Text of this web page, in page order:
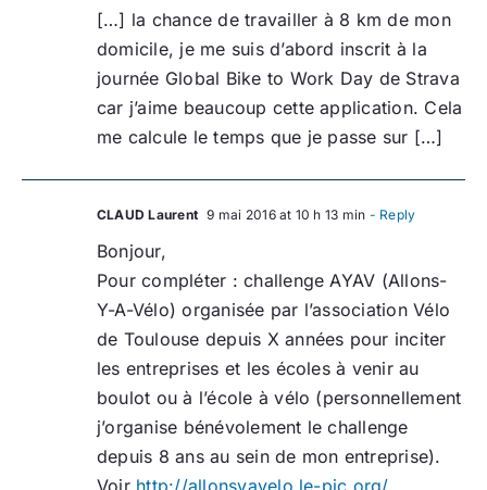
[…] la chance de travailler à 8 km de mon
domicile, je me suis d’abord inscrit à la
journée Global Bike to Work Day de Strava
car j’aime beaucoup cette application. Cela
me calcule le temps que je passe sur […]
CLAUD Laurent 9 mai 2016 at 10 h 13 min - Reply
Bonjour,
Pour compléter : challenge AYAV (Allons-
Y-A-Vélo) organisée par l’association Vélo
de Toulouse depuis X années pour inciter
les entreprises et les écoles à venir au
boulot ou à l’école à vélo (personnellement
j’organise bénévolement le challenge
depuis 8 ans au sein de mon entreprise).
Voir http://allonsyavelo.le-pic.org/